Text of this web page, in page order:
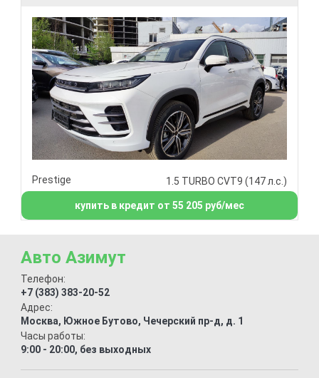
Prestige 1.5 TURBO CVT9 (147 л.с.)
купить в кредит от 55 205 руб/мес
Авто Азимут
Телефон:
+7 (383) 383-20-52
Адрес:
Москва, Южное Бутово, Чечерский пр-д, д. 1
Часы работы:
9:00 - 20:00, без выходных